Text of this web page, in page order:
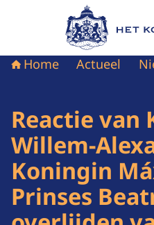
Naar de
Home Actueel
Reactie van
Willem-
Koningin
Prinses